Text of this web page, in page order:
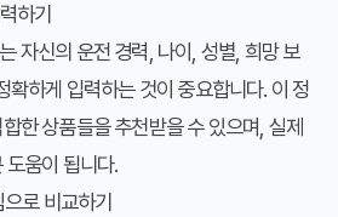
하기
자신의 운전 경력, 나이, 성별, 희망 보
확하게 입력하는 것이 중요합니다. 이 정
한 상품들을 추천받을 수 있으며, 실제
도움이 됩니다.
로 비교하기